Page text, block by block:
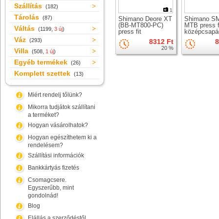
Szállítás (182)
Tárolás (87)
Váltás (1199, 3 új)
Váz (293)
Villa (508, 1 új)
Egyéb termékek (26)
Komplett szettek (13)
Miért rendelj tőlünk?
Mikorra tudjátok szállítani
a terméket?
Hogyan vásárolhatok?
Hogyan egészíthetem ki a
rendelésem?
Szállítási információk
Bankkártyás fizetés
Csomagcsere.
Egyszerűbb, mint
gondolnád!
Blog
1
Shimano Deore XT
(BB-MT800-PC)
press fit
középcsapágy8312 Ft
20 %
Shimano
MTB press